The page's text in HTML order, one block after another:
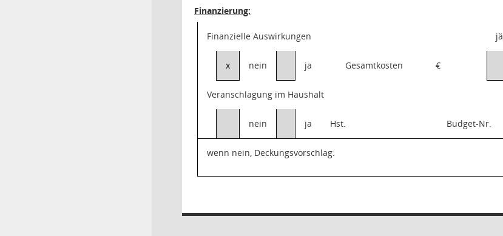
Finanzierung:
Finanzielle Auswirkungen
x nein ja Gesamtkosten €
Veranschlagung im Haushalt
nein ja Hst. Budget-Nr.
wenn nein, Deckungsvorschlag: